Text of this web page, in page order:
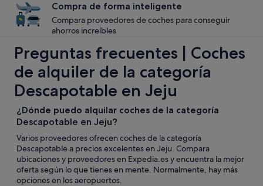
Compra de forma inteligente
Compara proveedores de coches para conseguir
ahorros increíbles
Preguntas frecuentes | Coches
de alquiler de la categoría
Descapotable en Jeju
¿Dónde puedo alquilar coches de la categoría
Descapotable en Jeju?
Varios proveedores ofrecen coches de la categoría
Descapotable a precios excelentes en Jeju. Compara
ubicaciones y proveedores en Expedia.es y encuentra la mejor
oferta según lo que tienes en mente. Normalmente, hay más
opciones en los aeropuertos.